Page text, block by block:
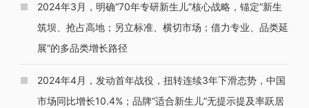
2024年3月，明确“70年专研新生儿”核心战略，锚定“新生
筑坝、抢占高地；另立标准、横切市场；借力专业、品类延
展”的多品类增长路径
2024年4月，发动首年战役，扭转连续3年下滑态势，中国
市场同比增长10.4%；品牌“适合新生儿”无提示提及率跃居